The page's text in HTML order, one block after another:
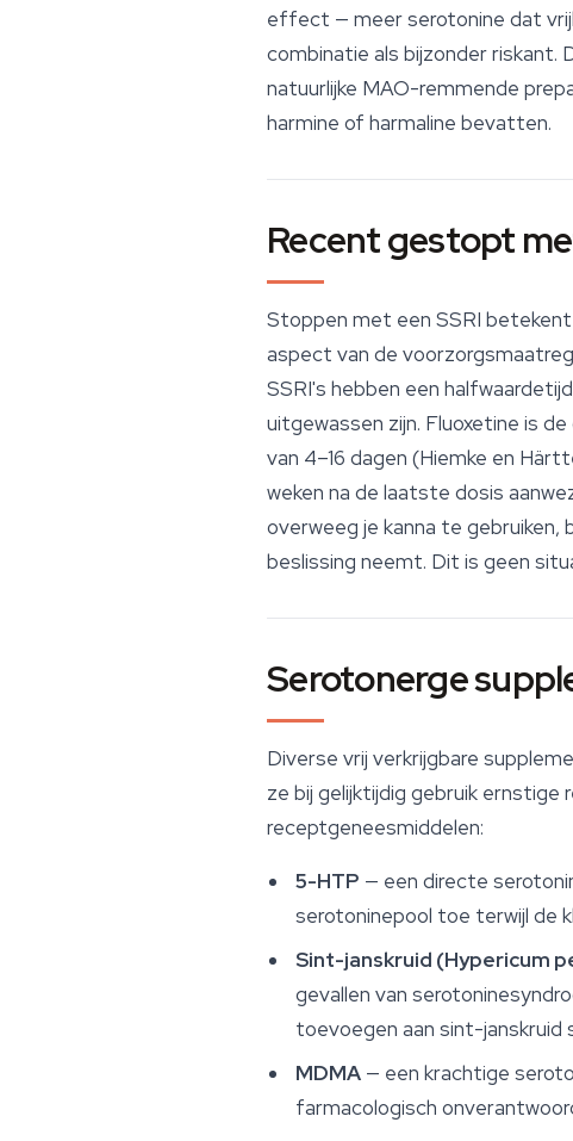
effect — meer serotonine dat
combinatie als bijzonder
natuurlijke MAO-remmende
harmine of harmaline bevatten.
Recent gestopt
Stoppen met een SSRI
aspect van de
SSRI's hebben een
uitgewassen zijn. Fluoxetine is
van 4–16 dagen (Hiemke en
weken na de laatste dosis
overweeg je kanna te
beslissing neemt. Dit is geen
Serotonerge
Diverse vrij verkrijgbare
ze bij gelijktijdig gebruik
receptgeneesmiddelen:
5-HTP — een directe
serotoninepool toe terwijl de
Sint-janskruid (Hypericum
gevallen van
toevoegen aan sint-
MDMA — een krachtige
farmacologisch